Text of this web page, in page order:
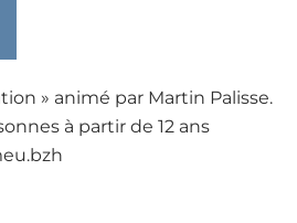
» animé par Martin Palisse.
à partir de 12 ans